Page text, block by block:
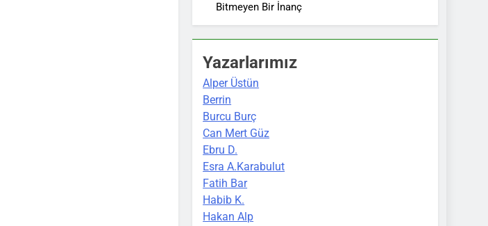
Bitmeyen Bir İnanç
Yazarlarımız
Alper Üstün
Berrin
Burcu Burç
Can Mert Güz
Ebru D.
Esra A.Karabulut
Fatih Bar
Habib K.
Hakan Alp